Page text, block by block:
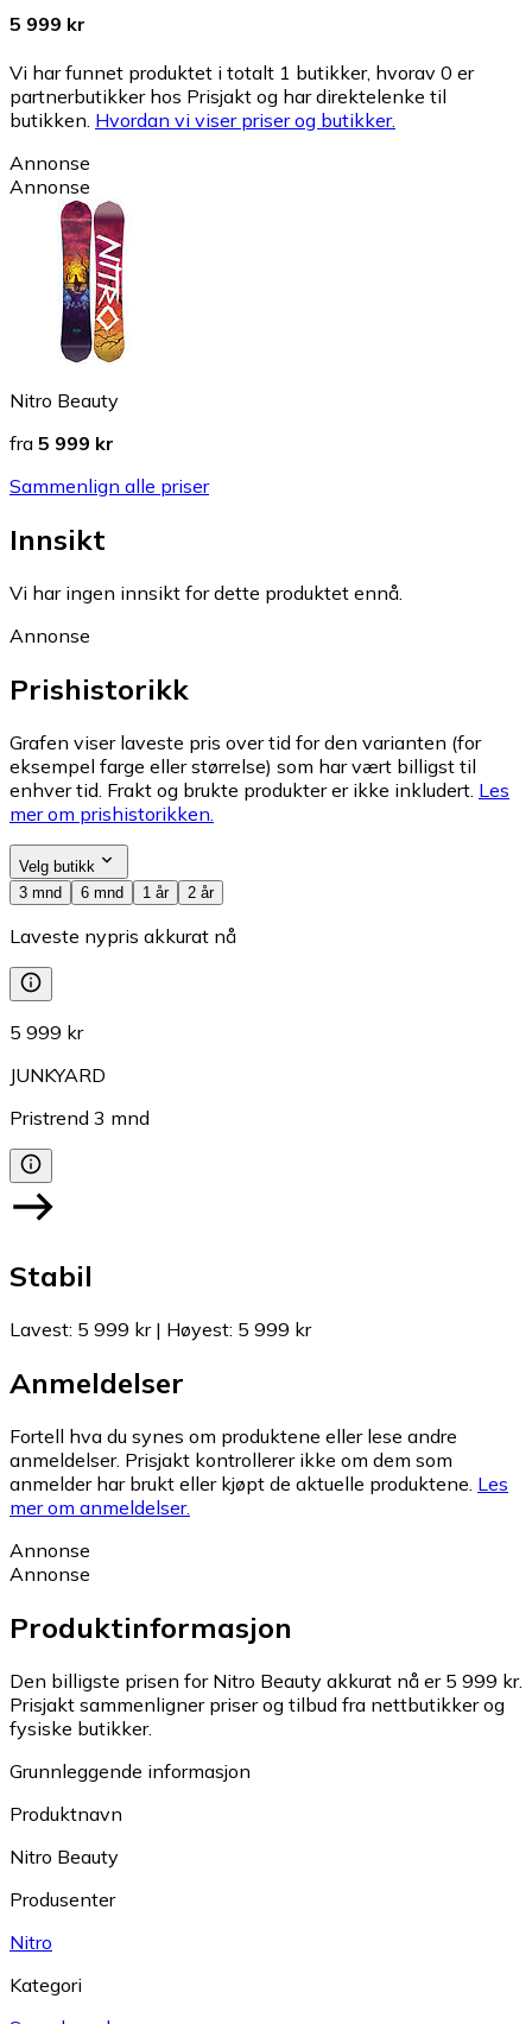
5 999 kr
Vi har funnet produktet i totalt 1 butikker, hvorav 0 er
partnerbutikker hos Prisjakt og har direktelenke til
butikken. Hvordan vi viser priser og butikker.
Annonse
Annonse
Nitro Beauty
fra 5 999 kr
Sammenlign alle priser
Innsikt
Vi har ingen innsikt for dette produktet ennå.
Annonse
Prishistorikk
Grafen viser laveste pris over tid for den varianten (for
eksempel farge eller størrelse) som har vært billigst til
enhver tid. Frakt og brukte produkter er ikke inkludert. Les
mer om prishistorikken.
Velg butikk
3 mnd
6 mnd 1 år 2 år
Laveste nypris akkurat nå
5 999 kr
JUNKYARD
Pristrend 3 mnd
Stabil
Lavest: 5 999 kr| Høyest: 5 999 kr
Anmeldelser
Fortell hva du synes om produktene eller lese andre
anmeldelser. Prisjakt kontrollerer ikke om dem som
anmelder har brukt eller kjøpt de aktuelle produktene. Les
mer om anmeldelser.
Annonse
Annonse
Produktinformasjon
Den billigste prisen for Nitro Beauty akkurat nå er 5 999 kr.
Prisjakt sammenligner priser og tilbud fra nettbutikker og
fysiske butikker.
Grunnleggende informasjon
Produktnavn
Nitro Beauty
Produsenter
Nitro
Kategori